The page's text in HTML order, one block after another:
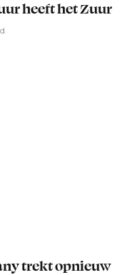
heeft het Zuur
trekt opnieuw